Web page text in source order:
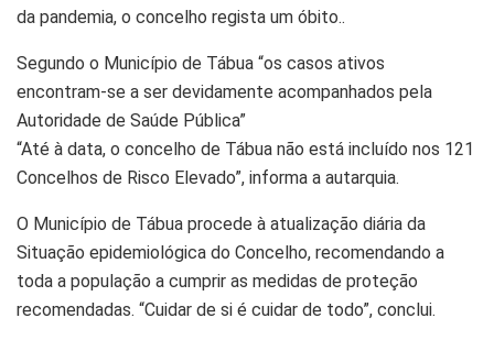
da pandemia, o concelho regista um óbito..
Segundo o Município de Tábua “os casos ativos
encontram-se a ser devidamente acompanhados pela
Autoridade de Saúde Pública”
“Até à data, o concelho de Tábua não está incluído nos 121
Concelhos de Risco Elevado”, informa a autarquia.
O Município de Tábua procede à atualização diária da
Situação epidemiológica do Concelho, recomendando a
toda a população a cumprir as medidas de proteção
recomendadas. “Cuidar de si é cuidar de todo”, conclui.